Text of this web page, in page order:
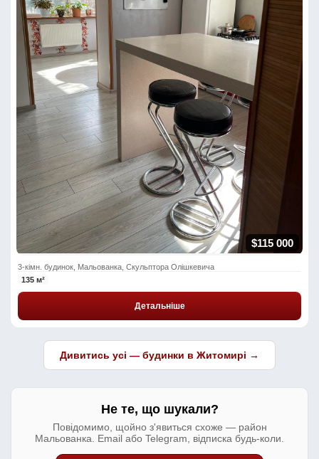
$115 000
3-кімн. будинок, Мальованка, Скульптора Олішкевича
135 м²
Детальніше
Дивитись усі — будинки в Житомирі →
Не те, що шукали?
Повідомимо, щойно з'явиться схоже — район
Мальованка. Email або Telegram, відписка будь-коли.